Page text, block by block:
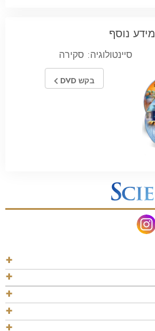
מידע נוסף
סיינטולוגיה: סקירה
בקש DVD